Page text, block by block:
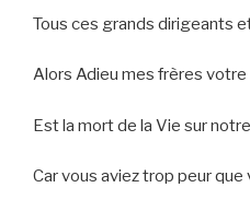
Tous ces grands dirigeants
Alors Adieu mes frères
Est la mort de la Vie sur
Car vous aviez trop peur que